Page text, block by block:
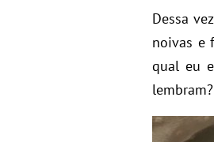
Dessa
noivas e
qual eu
lembram?